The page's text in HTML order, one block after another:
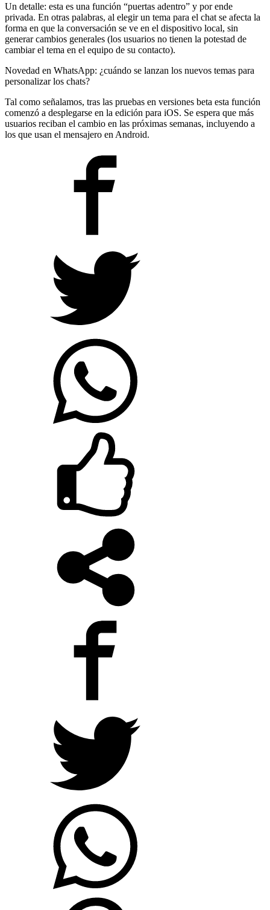
Un detalle: esta es una función “puertas adentro” y por ende
privada. En otras palabras, al elegir un tema para el chat se afecta la
forma en que la conversación se ve en el dispositivo local, sin
generar cambios generales (los usuarios no tienen la potestad de
cambiar el tema en el equipo de su contacto).
Novedad en WhatsApp: ¿cuándo se lanzan los nuevos temas para
personalizar los chats?
Tal como señalamos, tras las pruebas en versiones beta esta función
comenzó a desplegarse en la edición para iOS. Se espera que más
usuarios reciban el cambio en las próximas semanas, incluyendo a
los que usan el mensajero en Android.